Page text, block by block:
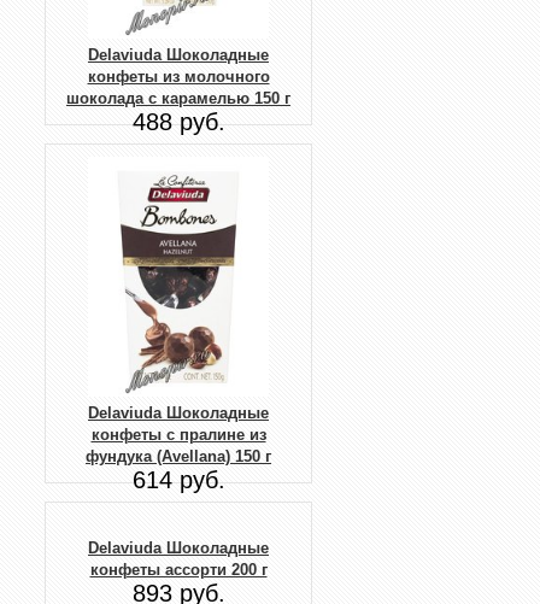
Delaviuda Шоколадные
конфеты из молочного
шоколада с карамелью 150 г
488 руб.
Delaviuda Шоколадные
конфеты с пралине из
фундука (Avellana) 150 г
614 руб.
Delaviuda Шоколадные
конфеты ассорти 200 г
893 руб.